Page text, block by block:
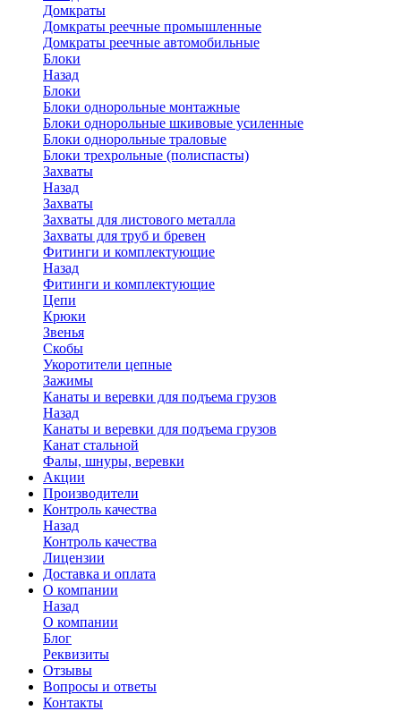
Домкраты
Домкраты реечные промышленные
Домкраты реечные автомобильные
Блоки
Назад
Блоки
Блоки однорольные монтажные
Блоки однорольные шкивовые усиленные
Блоки однорольные траловые
Блоки трехрольные (полиспасты)
Захваты
Назад
Захваты
Захваты для листового металла
Захваты для труб и бревен
Фитинги и комплектующие
Назад
Фитинги и комплектующие
Цепи
Крюки
Звенья
Скобы
Укоротители цепные
Зажимы
Канаты и веревки для подъема грузов
Назад
Канаты и веревки для подъема грузов
Канат стальной
Фалы, шнуры, веревки
Акции
Производители
Контроль качества
Назад
Контроль качества
Лицензии
Доставка и оплата
О компании
Назад
О компании
Блог
Реквизиты
Отзывы
Вопросы и ответы
Контакты